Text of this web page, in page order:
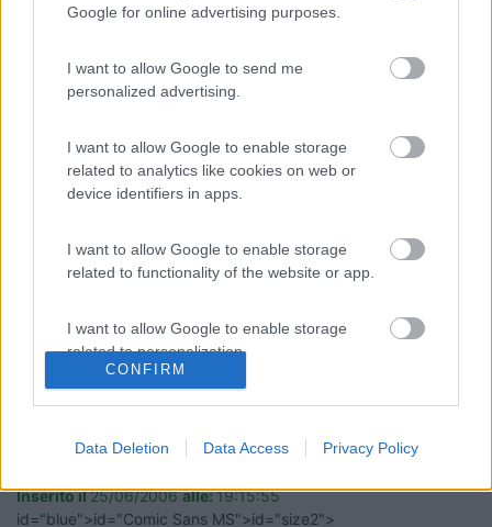
Google for online advertising purposes.
I want to allow Google to send me
personalized advertising.
I want to allow Google to enable storage
related to analytics like cookies on web or
device identifiers in apps.
I want to allow Google to enable storage
related to functionality of the website or app.
I want to allow Google to enable storage
related to personalization.
I want to allow Google to enable storage
functionality and fraud prevention, and other
CONFIRM
Data Deletion Data Access Privacy Policy
gialloaldeba...
-
merci beaucoup anche a te annette
gialloaldeba...
Inserito il25/06/2006 alle:14:08:10
tonis tu poi sei veramente perspicace..........sono camperista
alle prime armi ciao vedrò di seguire i tuoi preziosi consigli
Inserito il25/06/2006 alle:19:15:55
id="blue">id="Comic Sans MS">id="size2">